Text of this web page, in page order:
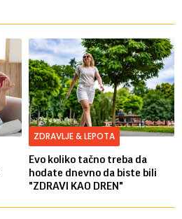
ZDRAVLJE & LEPOTA
Evo koliko tačno treba da
hodate dnevno da biste bili
"ZDRAVI KAO DREN"